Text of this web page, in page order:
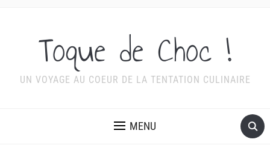
Toque de Choc !
UN VOYAGE AU COEUR DE LA TENTATION CULINAIRE
MENU